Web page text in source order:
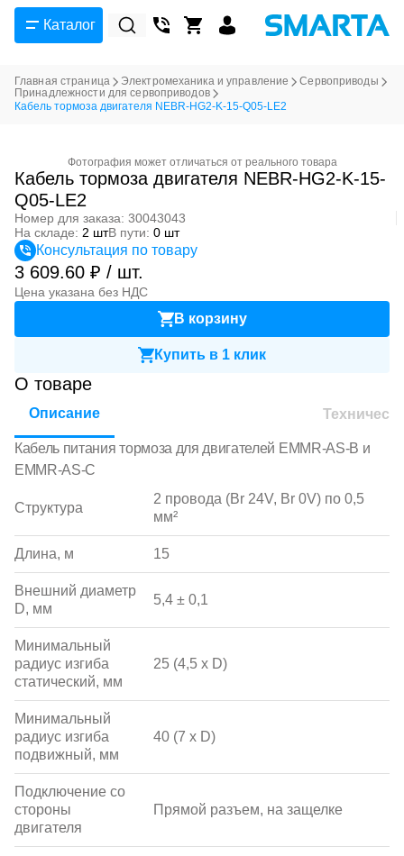
Каталог
Главная страница Электромеханика и управление
Сервоприводы
Принадлежности для сервоприводов
Кабель тормоза двигателя NEBR-HG2-K-15-Q05-LE2
Фотография может отличаться от реального товара
Кабель тормоза двигателя NEBR-HG2-K-15-
Q05-LE2
Номер для заказа: 30043043
На складе: 2 штВ пути: 0 шт
Консультация по товару
3 609.60 ₽ / шт.
Цена указана без НДС
В корзину
Купить в 1 клик
О товаре
Описание
Кабель питания тормоза для двигателей EMMR-AS-B и
EMMR-AS-C
Структура
2 провода (Br 24V, Br 0V) по 0,5
мм²
Длина, м 15
Внешний диаметр
D, мм
5,4 ± 0,1
Минимальный
радиус изгиба
статический, мм
25 (4,5 x D)
Минимальный
радиус изгиба
подвижный, мм
40 (7 x D)
Подключение со
стороны
двигателя
Прямой разъем, на защелке